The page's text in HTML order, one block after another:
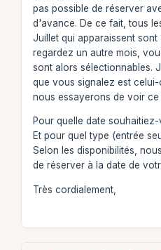
pas possible de réserver
d'avance. De ce fait, tous
Juillet qui apparaissent
regardez un autre mois,
sont alors sélectionnables.
que vous signalez est celui-
nous essayerons de voir ce
Pour quelle date
Et pour quel type (entrée
Selon les disponibilités,
de réserver à la date de
Très cordialement,